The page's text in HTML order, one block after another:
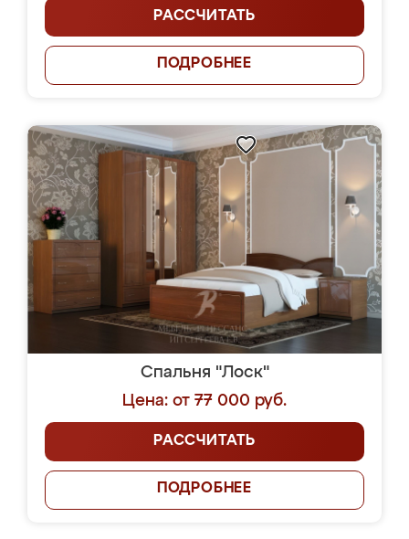
РАССЧИТАТЬ
ПОДРОБНЕЕ
Спальня "Лоск"
Цена: от 77 000 руб.
РАССЧИТАТЬ
ПОДРОБНЕЕ